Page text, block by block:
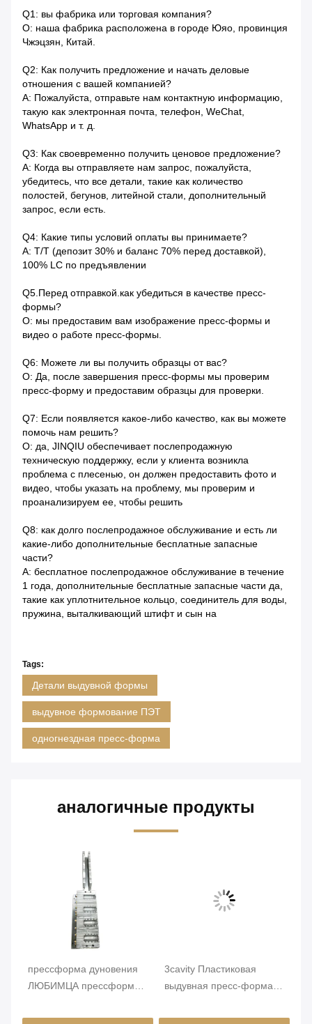
Q1: вы фабрика или торговая компания?
О: наша фабрика расположена в городе Юяо, провинция
Чжэцзян, Китай.
Q2: Как получить предложение и начать деловые
отношения с вашей компанией?
A: Пожалуйста, отправьте нам контактную информацию,
такую ​​как электронная почта, телефон, WeChat,
WhatsApp и т. д.
Q3: Как своевременно получить ценовое предложение?
A: Когда вы отправляете нам запрос, пожалуйста,
убедитесь, что все детали, такие как количество
полостей, бегунов, литейной стали, дополнительный
запрос, если есть.
Q4: Какие типы условий оплаты вы принимаете?
A: T/T (депозит 30% и баланс 70% перед доставкой),
100% LC по предъявлении
Q5.Перед отправкой.как убедиться в качестве пресс-
формы?
О: мы предоставим вам изображение пресс-формы и
видео о работе пресс-формы.
Q6: Можете ли вы получить образцы от вас?
О: Да, после завершения пресс-формы мы проверим
пресс-форму и предоставим образцы для проверки.
Q7: Если появляется какое-либо качество, как вы можете
помочь нам решить?
О: да, JINQIU обеспечивает послепродажную
техническую поддержку, если у клиента возникла
проблема с плесенью, он должен предоставить фото и
видео, чтобы указать на проблему, мы проверим и
проанализируем ее, чтобы решить
Q8: как долго послепродажное обслуживание и есть ли
какие-либо дополнительные бесплатные запасные
части?
A: бесплатное послепродажное обслуживание в течение
1 года, дополнительные бесплатные запасные части да,
такие как уплотнительное кольцо, соединитель для воды,
пружина, выталкивающий штифт и сын на
Tags:
Детали выдувной формы
выдувное формование ПЭТ
одногнездная пресс-форма
аналогичные продукты
прессформа дуновения
ЛЮБИМЦА прессформы
4кавиты пластиковая с
3cavity Пластиковая
выдувная пресс-форма
коробка Пластиковая